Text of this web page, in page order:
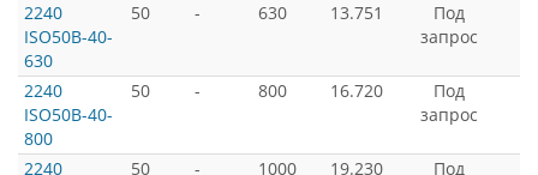
2240
ISO50B-40-
630
50 - 630 13.751
Под
запрос
2240
ISO50B-40-
800
50 - 800 16.720
Под
запрос
2240
50 - 1000 19.230
Под